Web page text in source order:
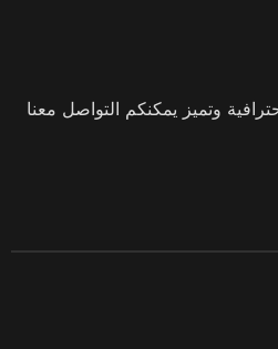
وتميز يمكنكم التواصل معنا